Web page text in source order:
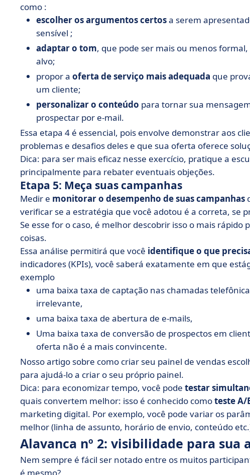
como :
escolher os argumentos certosa serem
sensível ;
adaptar o tom, que pode ser mais ou menos
alvo;
propor a oferta de serviço mais adequada que
um cliente;
personalizar o conteúdo para tornar sua
prospectar por e-mail.
Essa etapa 4 é essencial, pois envolve demonstrar aos
problemas e desafios deles e que sua oferta oferece
Dica: para ser mais eficaz nesse exercício, pratique a
principalmente para rebater eventuais objeções.
Etapa 5: Meça suas campanhas
Medir e monitorar o desempenho de suas campanhas
verificar se a estratégia que você adotou é a correta, se
Se esse for o caso, é melhor descobrir isso o mais rápido
coisas.
Essa análise permitirá que você identifique o que
indicadores (KPIs), você saberá exatamente em que
exemplo
uma baixa taxa de captação nas chamadas
irrelevante,
uma baixa taxa de abertura de e-mails,
Uma baixa taxa de conversão de prospectos em
oferta não é a mais convincente.
Nosso artigo sobre como criar seu painel de vendas
para ajudá-lo a criar o seu próprio painel.
Dica: para economizar tempo, você pode testar
quais convertem melhor: isso é conhecido comoteste A/
marketing digital. Por exemplo, você pode variar os
melhor (linha de assunto, horário de envio, conteúdo
Alavanca nº 2: visibilidade para sua
Nem sempre é fácil ser notado entre os muitos